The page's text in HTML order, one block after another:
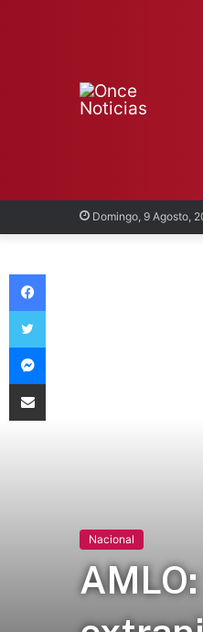
Domingo, 9 Agosto,
Nacional
Facebook
Twitter
Messenger
Compartir vía Email